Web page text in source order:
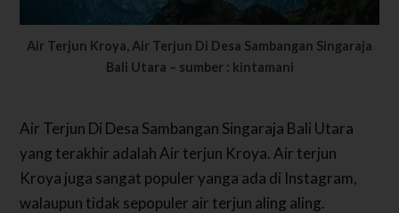
Air Terjun Kroya, Air Terjun Di Desa Sambangan Singaraja
Bali Utara – sumber : kintamani
Air Terjun Di Desa Sambangan Singaraja Bali Utara
yang terakhir adalah Air terjun Kroya. Air terjun
Kroya juga sangat populer yanga ada di Instagram,
walaupun tidak sepopuler air terjun aling aling.